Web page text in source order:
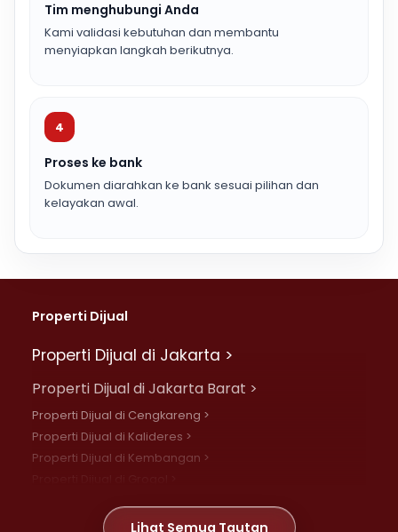
Tim menghubungi Anda
Kami validasi kebutuhan dan membantu
menyiapkan langkah berikutnya.
4
Proses ke bank
Dokumen diarahkan ke bank sesuai pilihan dan
kelayakan awal.
Properti Dijual
Properti Dijual di Jakarta >
Properti Dijual di Jakarta Barat >
Properti Dijual di Cengkareng >
Properti Dijual di Kalideres >
Properti Dijual di Kembangan >
Properti Dijual di Meruya >Lihat Semua Tautan